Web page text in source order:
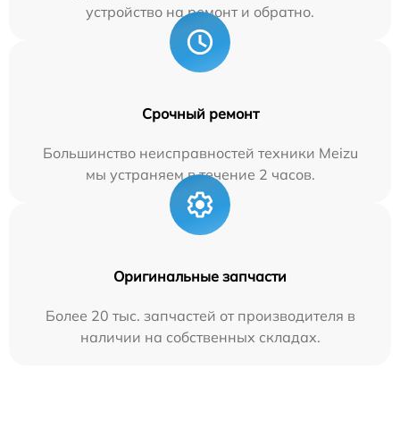
устройство на ремонт и обратно.
Срочный ремонт
Большинство неисправностей техники Meizu
мы устраняем в течение 2 часов.
Оригинальные запчасти
Более 20 тыс. запчастей от производителя в
наличии на собственных складах.